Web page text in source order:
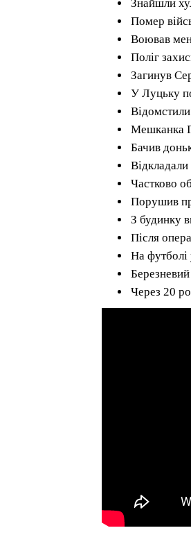
Знайшли
Помер
Воював
Поліг
Загинув
У Луцьку
Мешканка
Бачив
Відкладали
Частково
Порушив
З будинку
Після
На футболі
Через 20